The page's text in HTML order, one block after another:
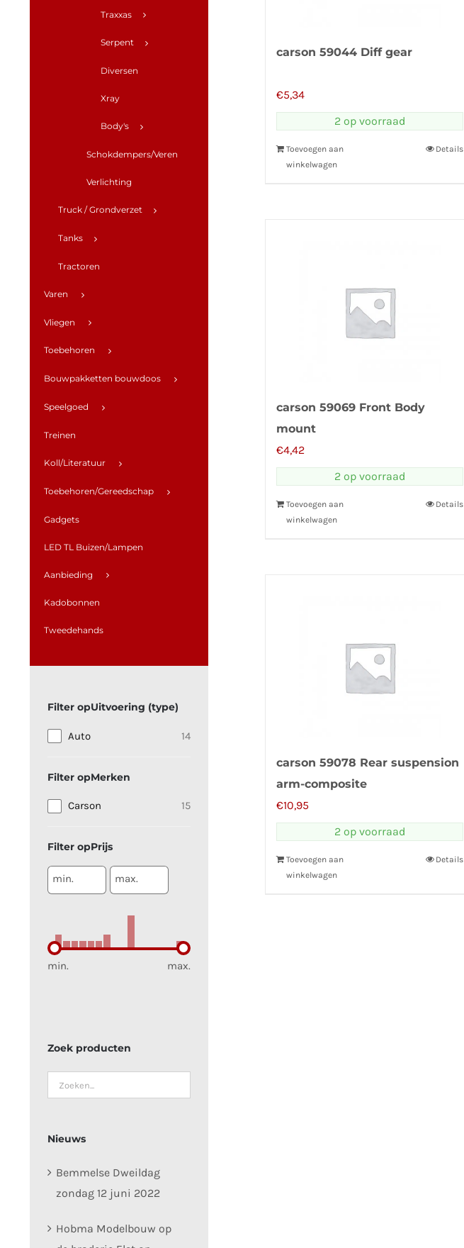
carson 59044 Diff gear
€5,34
2 op voorraad
Toevoegen aan
winkelwagen
Details
carson 59069 Front Body
mount
€4,42
2 op voorraad
Toevoegen aan
winkelwagen
Details
carson 59078 Rear suspension
arm-composite
€10,95
2 op voorraad
Toevoegen aan
winkelwagen
Details
Traxxas
Serpent
Diversen
Xray
Body's
Schokdempers/Veren
Verlichting
Truck / Grondverzet
Tanks
Tractoren
Varen
Vliegen
Toebehoren
Bouwpakketten bouwdoos
Speelgoed
Treinen
Koll/Literatuur
Toebehoren/Gereedschap
Gadgets
LED TL Buizen/Lampen
Aanbieding
Kadobonnen
Tweedehands
Uitvoering (type)
Auto 14
Merken
Carson 15
Prijs
min. max.
min. max.
Zoek producten
Nieuws
Bemmelse Dweildag
zondag 12 juni 2022
Hobma Modelbouw op